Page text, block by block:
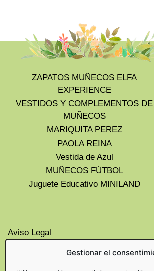
Gestionar el
ZAPATOS MUÑECOS ELFA
EXPERIENCE
VESTIDOS Y COMPLEMENTOS DE
MUÑECOS
MARIQUITA PEREZ
PAOLA REINA
Vestida de Azul
MUÑECOS FÚTBOL
Juguete Educativo MINILAND
Aviso Legal